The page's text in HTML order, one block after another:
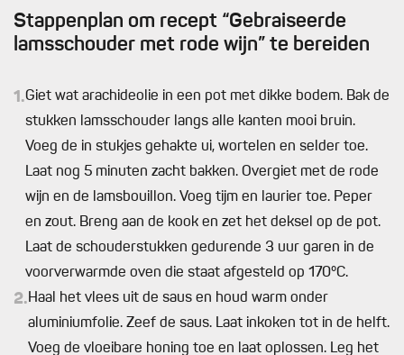
Stappenplan om recept “Gebraiseerde
lamsschouder met rode wijn” te bereiden
1.Giet wat arachideolie in een pot met dikke bodem. Bak de
stukken lamsschouder langs alle kanten mooi bruin.
Voeg de in stukjes gehakte ui, wortelen en selder toe.
Laat nog 5 minuten zacht bakken. Overgiet met de rode
wijn en de lamsbouillon. Voeg tijm en laurier toe. Peper
en zout. Breng aan de kook en zet het deksel op de pot.
Laat de schouderstukken gedurende 3 uur garen in de
voorverwarmde oven die staat afgesteld op 170°C.
2.Haal het vlees uit de saus en houd warm onder
aluminiumfolie. Zeef de saus. Laat inkoken tot in de helft.
Voeg de vloeibare honing toe en laat oplossen. Leg het